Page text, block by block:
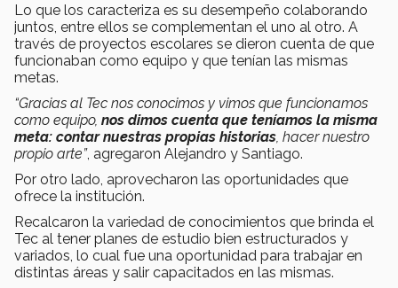
Lo que los caracteriza es su desempeño colaborando
juntos, entre ellos se complementan el uno al otro. A
través de proyectos escolares se dieron cuenta de que
funcionaban como equipo y que tenían las mismas
metas.
“Gracias al Tec nos conocimos y vimos que funcionamos
como equipo, nos dimos cuenta que teníamos la misma
meta: contar nuestras propias historias , hacer nuestro
propio arte”, agregaron Alejandro y Santiago.
Por otro lado, aprovecharon las oportunidades que
ofrece la institución.
Recalcaron la variedad de conocimientos que brinda el
Tec al tener planes de estudio bien estructurados y
variados, lo cual fue una oportunidad para trabajar en
distintas áreas y salir capacitados en las mismas.